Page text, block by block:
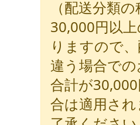
（配送分類
30,000円以
りますので
違う場合で
合計が
合は適用さ